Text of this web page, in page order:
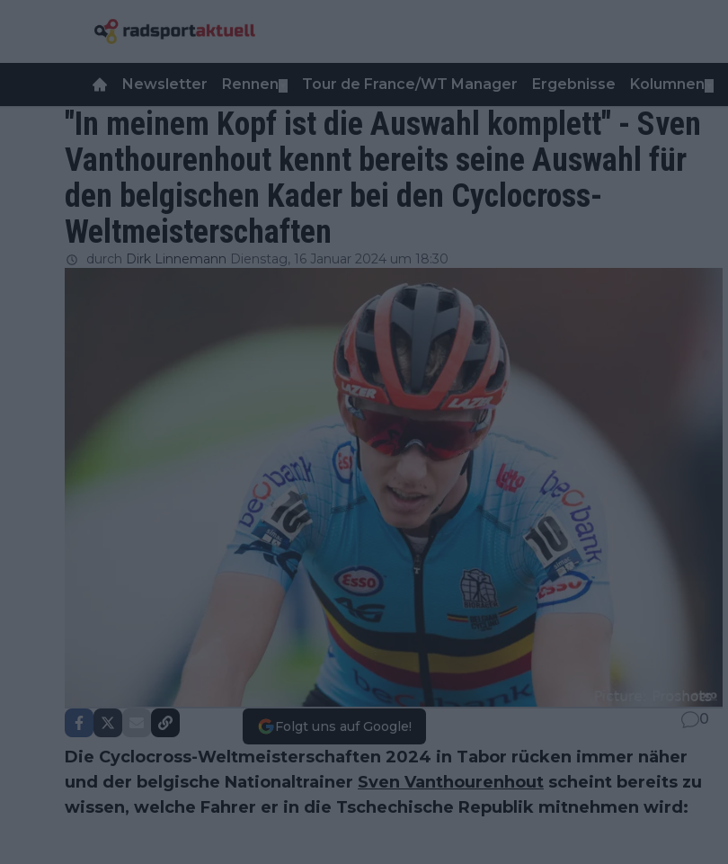
Newsletter Rennen Tour de France/WT Manager Ergebnisse Kolumnen
"In meinem Kopf ist die Auswahl komplett" - Sven
Vanthourenhout kennt bereits seine Auswahl für
den belgischen Kader bei den Cyclocross-
Weltmeisterschaften
durch Dirk Linnemann Dienstag, 16 Januar 2024 um 18:30
Folgt uns auf Google! 0
Die Cyclocross-Weltmeisterschaften 2024 in Tabor rücken immer näher
und der belgische Nationaltrainer Sven Vanthourenhout scheint bereits zu
wissen, welche Fahrer er in die Tschechische Republik mitnehmen wird: